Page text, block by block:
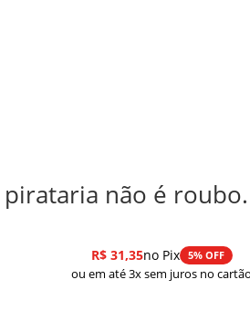
pirataria não é roubo.
R$31,35no Pix 5% OFF
ou em até 3x sem juros no cartão